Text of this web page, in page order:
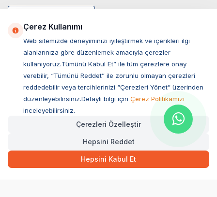
34,50TL Hızlı Teslimat
SEPETE EKLE
Müşteri Hizmetleri
Sıkça Sorulan Sorular
Ovacık Mah. Hacıoğlu Sok. No:13 Başiskele / KOCAELİ
Müşteri Destek Hattı
Çerez Kullanımı
Web sitemizde deneyiminizi iyileştirmek ve içerikleri ilgi
alanlarınıza göre düzenlemek amacıyla çerezler
kullanıyoruz.Tümünü Kabul Et” ile tüm çerezlere onay
verebilir, “Tümünü Reddet” ile zorunlu olmayan çerezleri
reddedebilir veya tercihlerinizi “Çerezleri Yönet” üzerinden
düzenleyebilirsiniz.Detaylı bilgi için Çerez Politikamızı
inceleyebilirsiniz.
Çerezleri Özelleştir
Hepsini Reddet
Hepsini Kabul Et